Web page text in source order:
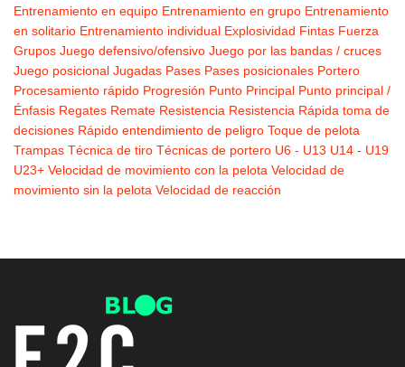
Entrenamiento en equipo Entrenamiento en grupo Entrenamiento
en solitario Entrenamiento individual Explosividad Fintas Fuerza
Grupos Juego defensivo/ofensivo Juego por las bandas / cruces
Juego posicional Jugadas Pases Pases posicionales Portero
Procesamiento rápido Progresión Punto Principal Punto principal /
Énfasis Regates Remate Resistencia Resistencia Rápida toma de
decisiones Rápido entendimiento de peligro Toque de pelota
Trampas Técnica de tiro Técnicas de portero U6 - U13 U14 - U19
U23+ Velocidad de movimiento con la pelota Velocidad de
movimiento sin la pelota Velocidad de reacción